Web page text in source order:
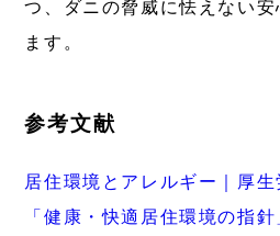
つ、ダニの脅威に怯えない
ます。
参考文献
居住環境とアレルギー｜厚生
「健康・快適居住環境の指